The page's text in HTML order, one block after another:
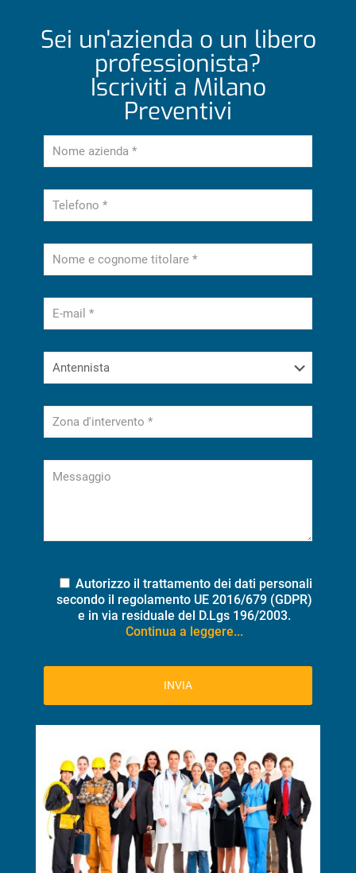
Sei un'azienda o un libero
professionista?
Iscriviti a Milano
Preventivi
Autorizzo il trattamento dei dati personali
secondo il regolamento UE 2016/679 (GDPR)
e in via residuale del D.Lgs 196/2003.
Continua a leggere...